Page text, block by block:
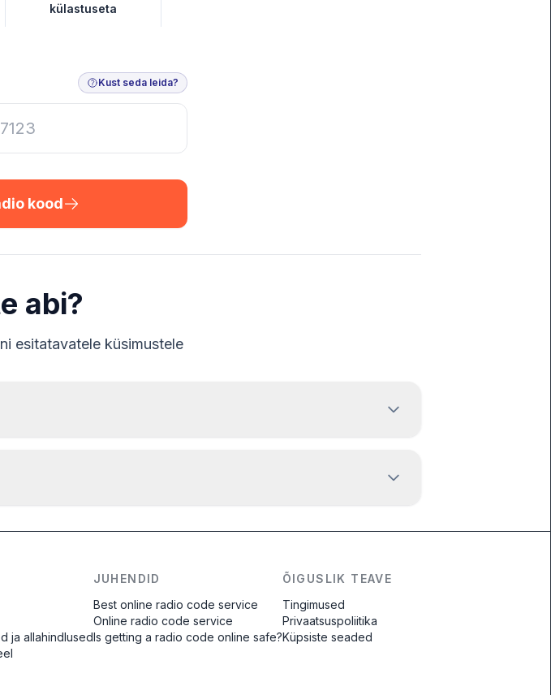
külastuseta
Kust seda leida?
kood
abi?
esitatavatele küsimustele
6045AR058153476
pärast tellimuse
ja allahindlused
JUHENDID
Best online radio code service
Online radio code service
Is getting a radio code online safe?
ÕIGUSLIK TEAVE
Tingimused
Privaatsuspoliitika
Küpsiste seaded